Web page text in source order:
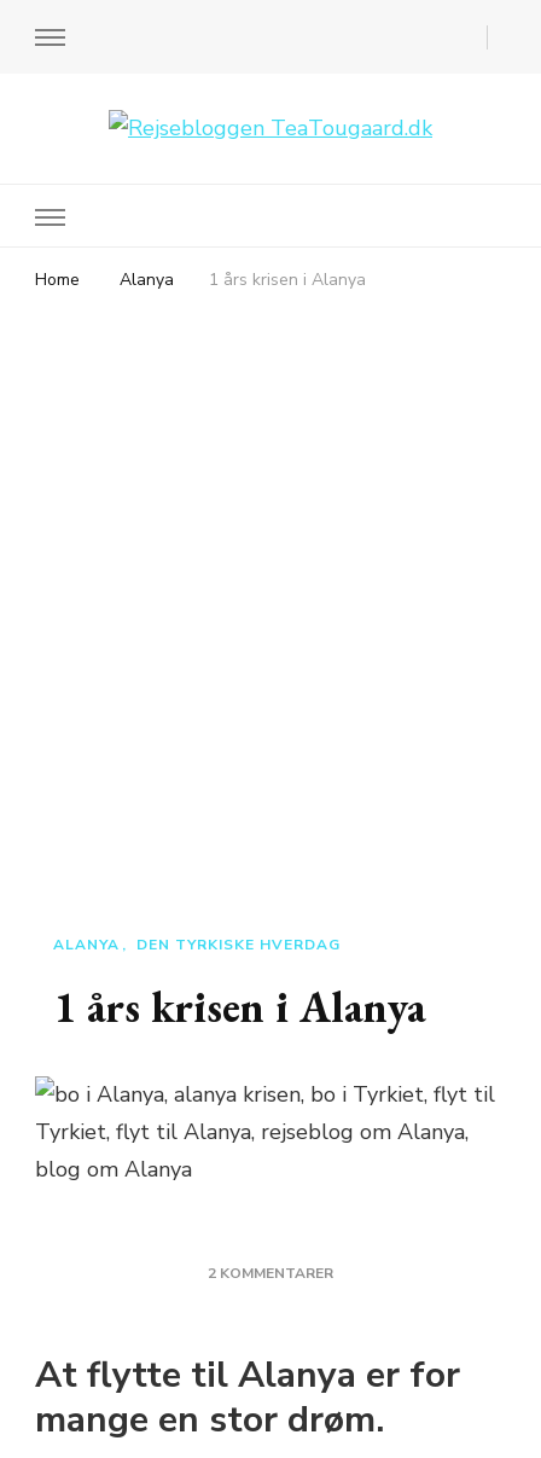
Home Alanya 1 års krisen i Alanya
ALANYA DEN TYRKISKE HVERDAG
1 års krisen i Alanya
2 KOMMENTARERTIL
I
At flytte til Alanya er for
mange en stor drøm.